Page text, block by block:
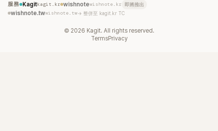
服務 Kagitkagit.kr wishnotewishnote.kr 即將推出
wishnote.twwishnote.tw→ 整併至 kagit.kr TC
© 2026 Kagit. All rights reserved.
TermsPrivacy